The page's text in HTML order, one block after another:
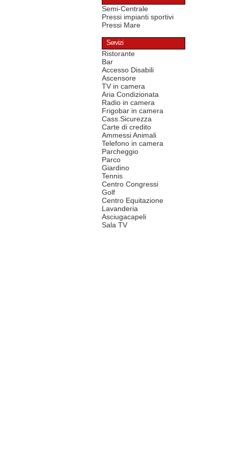
Semi-Centrale
Pressi impianti sportivi
Pressi Mare
Servizi
Ristorante
Bar
Accesso Disabili
Ascensore
TV in camera
Aria Condizionata
Radio in camera
Frigobar in camera
Cass.Sicurezza
Carte di credito
Ammessi Animali
Telefono in camera
Parcheggio
Parco
Giardino
Tennis
Centro Congressi
Golf
Centro Equitazione
Lavanderia
Asciugacapeli
Sala TV